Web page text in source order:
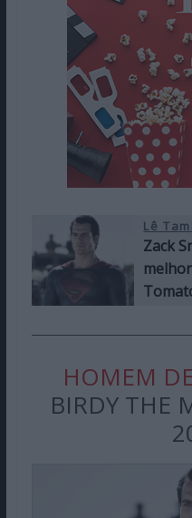
Lê
Zack
HOMEM
BIRDY THE